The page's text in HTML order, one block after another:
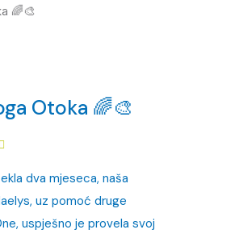
Otoka 🌈🎨
dva mjeseca, naša
uz pomoć druge
uspješno je provela svoj